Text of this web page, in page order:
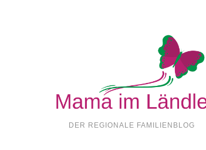
DER REGIONALE FAMILIENBLOG